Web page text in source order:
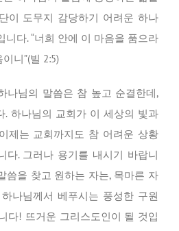
이 도무지 감당하기 어려운 하나
니다. “너희 안에 이 마음을 품으라
니”(빌 2:5)
나님의 말씀은 참 높고 순결한데,
. 하나님의 교회가 이 세상의 빛과
제는 교회까지도 참 어려운 상황
다. 그러나 용기를 내시기 바랍니
씀을 찾고 원하는 자는, 목마른 자
나님께서 베푸시는 풍성한 구원
다! 뜨거운 그리스도인이 될 것입